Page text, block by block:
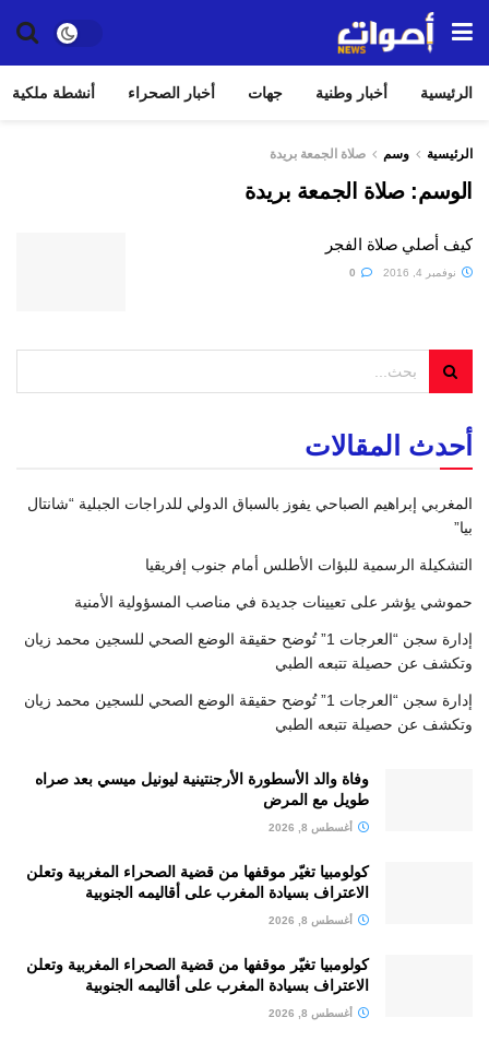
الرئيسية أخبار وطنية جهات أخبار الصحراء أنشطة ملكية
الرئيسية وسم صلاة الجمعة بريدة
الوسم:صلاة الجمعة بريدة
كيف أصلي صلاة الفجر
نوفمبر 4, 2016
أحدث المقالات
المغربي إبراهيم الصباحي يفوز بالسباق الدولي للدراجات الجبلية “شانتال
بيا”
التشكيلة الرسمية للبؤات الأطلس أمام جنوب إفريقيا
حموشي يؤشر على تعيينات جديدة في مناصب المسؤولية الأمنية
إدارة سجن “العرجات 1” تُوضح حقيقة الوضع الصحي للسجين محمد زيان
وتكشف عن حصيلة تتبعه الطبي
إدارة سجن “العرجات 1” تُوضح حقيقة الوضع الصحي للسجين محمد زيان
وتكشف عن حصيلة تتبعه الطبي
وفاة والد الأسطورة الأرجنتينية ليونيل ميسي بعد صراه
طويل مع المرض
أغسطس 8, 2026
كولومبيا تغيّر موقفها من قضية الصحراء المغربية وتعلن
الاعتراف بسيادة المغرب على أقاليمه الجنوبية
أغسطس 8, 2026
كولومبيا تغيّر موقفها من قضية الصحراء المغربية وتعلن
الاعتراف بسيادة المغرب على أقاليمه الجنوبية
أغسطس 8, 2026